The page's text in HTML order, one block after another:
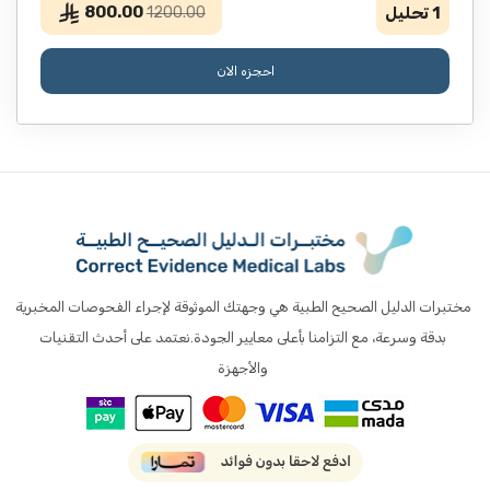
1تحليل 1200.00
800.00
احجزه الان
مختبرات الدليل الصحيح الطبية هي وجهتك الموثوقة لإجراء الفحوصات المخبرية
بدقة وسرعة، مع التزامنا بأعلى معايير الجودة.نعتمد على أحدث التقنيات
والأجهزة